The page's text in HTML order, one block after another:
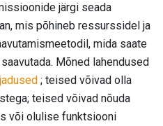
järgi seada
mis põhineb ressurssidel ja
mida saate
Mõned lahendused
; teised võivad olla
teised võivad nõuda
või olulise funktsiooni